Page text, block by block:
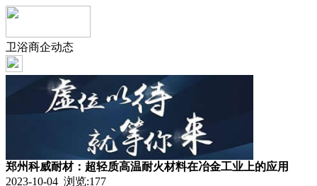
卫浴商企动态
郑州科威耐材：超轻质高温耐火材料在冶金工业上的应用
2023-10-04 浏览:177